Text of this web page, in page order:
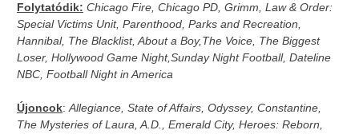
Folytatódik: Chicago Fire, Chicago PD, Grimm, Law & Order:
Special Victims Unit, Parenthood, Parks and Recreation,
Hannibal, The Blacklist, About a Boy,The Voice, The Biggest
Loser, Hollywood Game Night,Sunday Night Football, Dateline
NBC, Football Night in America
Újoncok:Allegiance, State of Affairs, Odyssey, Constantine,
The Mysteries of Laura, A.D., Emerald City, Heroes: Reborn,